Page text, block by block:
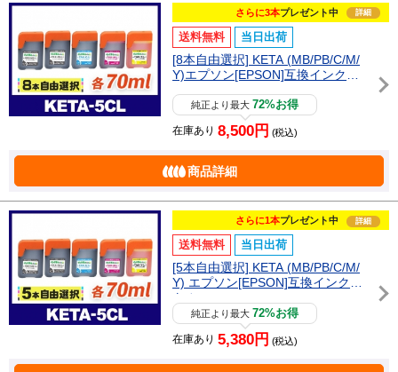
さらに3本プレゼント中 詳細
送料無料 当日出荷
[8本自由選択] KETA (MB/PB/C/M/
Y)エプソン[EPSON]互換インクボ
純正より最大 72%お得
在庫あり 8,500円 (税込)
商品詳細
さらに1本プレゼント中 詳細
送料無料 当日出荷
[5本自由選択] KETA (MB/PB/C/M/
Y) エプソン[EPSON]互換インクボ
トル
純正より最大72%お得
在庫あり 5,380円 (税込)